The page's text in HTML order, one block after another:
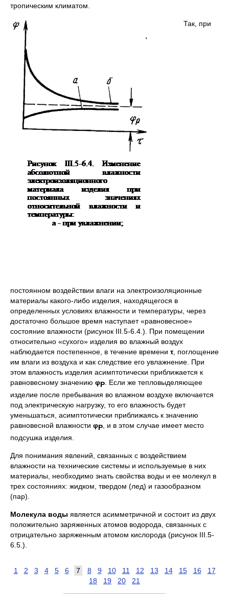
тропическим климатом.
Так, при
постоянном воздействии влаги на электроизоляционные
материалы какого-либо изделия, находящегося в
определенных условиях влажности и температуры, через
достаточно большое время наступает «равновесное»
состояние влажности (рисунок ІІІ.5-6.4.). При помещении
относительно «сухого» изделия во влажный воздух
наблюдается постепенное, в течение времени τ , поглощение
им влаги из воздуха и как следствие его увлажнение. При
этом влажность изделия асимптотически приближается к
равновесному значению φР . Если же тепловыделяющее
изделие после пребывания во влажном воздухе включается
под электрическую нагрузку, то его влажность будет
уменьшаться, асимптотически приближаясь к значению
равновесной влажности φР , и в этом случае имеет место
подсушка изделия.
Для понимания явлений, связанных с воздействием
влажности на технические системы и используемые в них
материалы, необходимо знать свойства воды и ее молекул в
трех состояниях: жидком, твердом (лед) и газообразном
(пар).
Молекула воды является асимметричной и состоит из двух
положительно заряженных атомов водорода, связанных с
отрицательно заряженным атомом кислорода (рисунок ІІІ.5-
6.5.).
1 2 3 4 5 6 7 8 9 10 11 12 13 14 15 16
17
18
19 20 21